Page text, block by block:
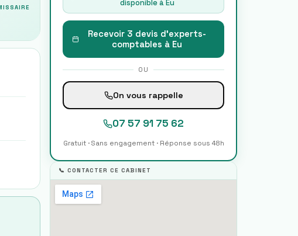
disponible àEu
Recevoir 3 devis d'experts-
comptables à Eu
OU
On vous rappelle
07 57 91 75 62
Gratuit · Sans engagement · Réponse sous 48h
📞 CONTACTER CE CABINET